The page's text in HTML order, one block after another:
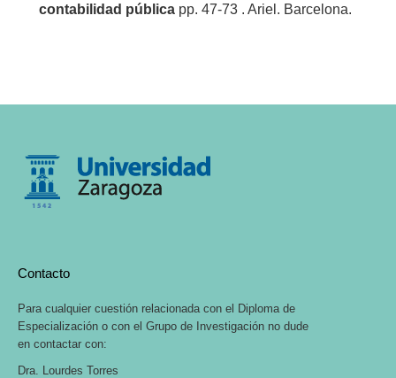
contabilidad pública pp. 47-73 . Ariel. Barcelona.
Contacto
Para cualquier cuestión relacionada con el Diploma de
Especialización o con el Grupo de Investigación no dude
en contactar con:
Dra. Lourdes Torres